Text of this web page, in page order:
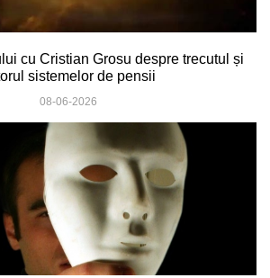
cu Cristian Grosu despre trecutul și
sistemelor de pensii
08-06-2026